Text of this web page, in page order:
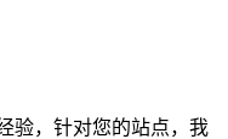
验，针对您的站点，我